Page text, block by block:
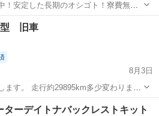
！安定した長期のオシゴト！寮費無料
代の男性活躍中★未経験活躍中！高時
その他
型 旧車
8月3日
ます。 走行約29895km多少変わりま
フラー タイヤ山7〜８分 オイル、...
ターデイトナバックレストキット